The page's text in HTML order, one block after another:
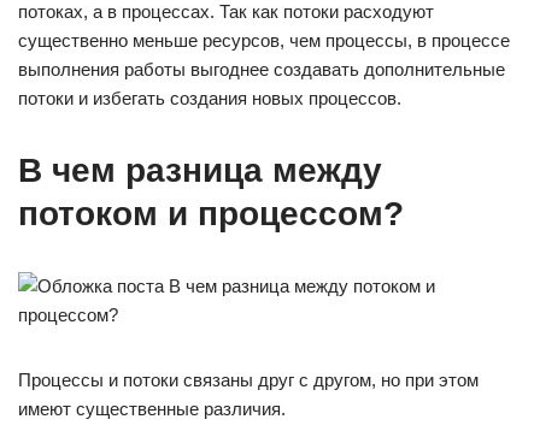
потоках, а в процессах. Так как потоки расходуют
существенно меньше ресурсов, чем процессы, в процессе
выполнения работы выгоднее создавать дополнительные
потоки и избегать создания новых процессов.
В чем разница между
потоком и процессом?
Процессы и потоки связаны друг с другом, но при этом
имеют существенные различия.